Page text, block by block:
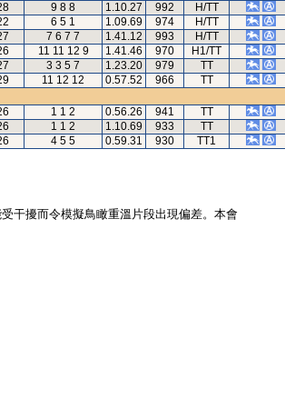
9 8 8 1.10.27 992
H/TT
6 5 1 1.09.69 974
H/TT
7 6 7 7 1.41.12 993
H/TT
11 11 12 9 1.41.46 970
H1/TT
3 3 5 7 1.23.20 979
TT
11 12 12 0.57.52 966
TT
1 1 2 0.56.26 941
TT
1 1 2 1.10.69 933
TT
4 5 5 0.59.31 930 TT1
干擾而令模擬鳥瞰重溫片段出現偏差。本會